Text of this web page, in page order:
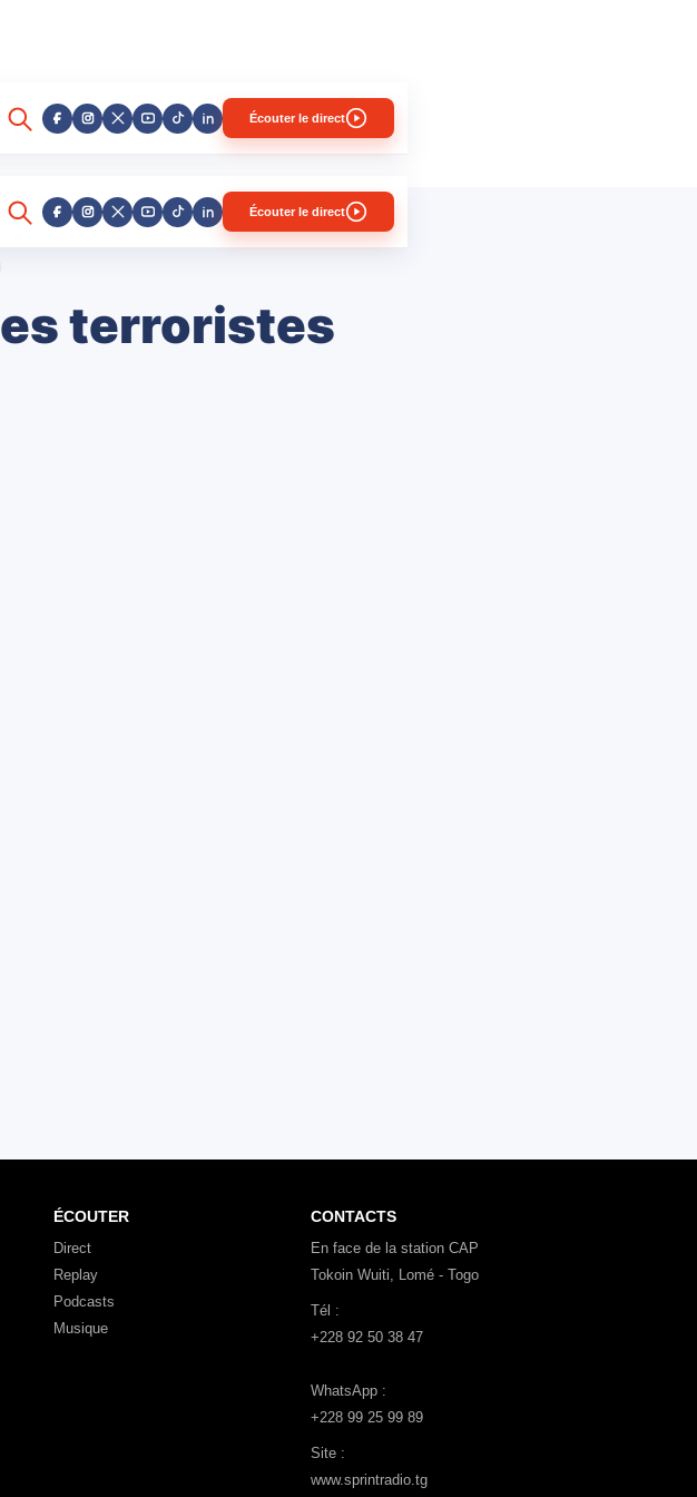
Écouter le direct
Écouter le direct
terroristes
ÉCOUTER
Direct
Replay
Podcasts
Musique
CONTACTS
En face de la station CAP
Tokoin Wuiti, Lomé - Togo
Tél :
+228 92 50 38 47
WhatsApp :
+228 99 25 99 89
Site :
www.sprintradio.tg